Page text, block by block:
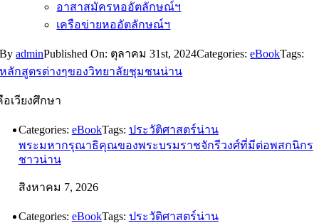
อาสาสมัครหออัตลักษณ์ฯ
เครือข่ายหออัตลักษณ์ฯ
ByadminPublished On: ตุลาคม 31st, 2024Categories:eBookTags:
หลักสูตรต่างๆของวิทยาลัยชุมชนน่าน
อเวียงศึกษา
Categories: eBookTags: ประวัติศาสตร์น่าน
พระมหากรุณาธิคุณของพระบรมราชจักรีวงศ์ที่มีต่อพสกนิกร
ชาวน่าน
สิงหาคม 7, 2026
Categories: eBookTags: ประวัติศาสตร์น่าน